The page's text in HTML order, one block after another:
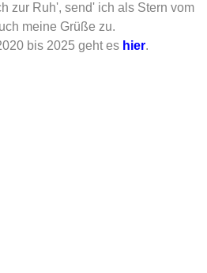
zur Ruh', send' ich als Stern vom
meine Grüße zu.
bis 2025 geht es hier.